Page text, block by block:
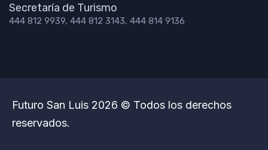
Secretaría de Turismo
444 812 9939, 444 812 3143, 444 814 9136
Futuro San Luis 2026 © Todos los derechos
reservados.